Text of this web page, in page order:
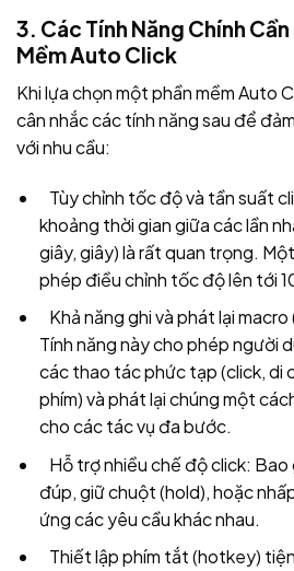
3. Các Tính Năng Chính
Mềm Auto Click
Khi lựa chọn một phần mềm Auto
cân nhắc các tính năng sau để
với nhu cầu:
Tùy chỉnh tốc độ và tần suất
khoảng thời gian giữa các lần
giây, giây) là rất quan trọng.
phép điều chỉnh tốc độ lên tới
Khả năng ghi và phát lại
Tính năng này cho phép người
các thao tác phức tạp (click, di
phím) và phát lại chúng một
cho các tác vụ đa bước.
Hỗ trợ nhiều chế độ click: Bao
đúp, giữ chuột (hold), hoặc
ứng các yêu cầu khác nhau.
Thiết lập phím tắt (hotkey)